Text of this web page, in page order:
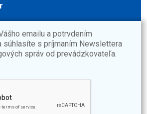
emailu a potrvdením
súhlasíte s príjmaním Newslettera
správ od prevádzkovateľa.